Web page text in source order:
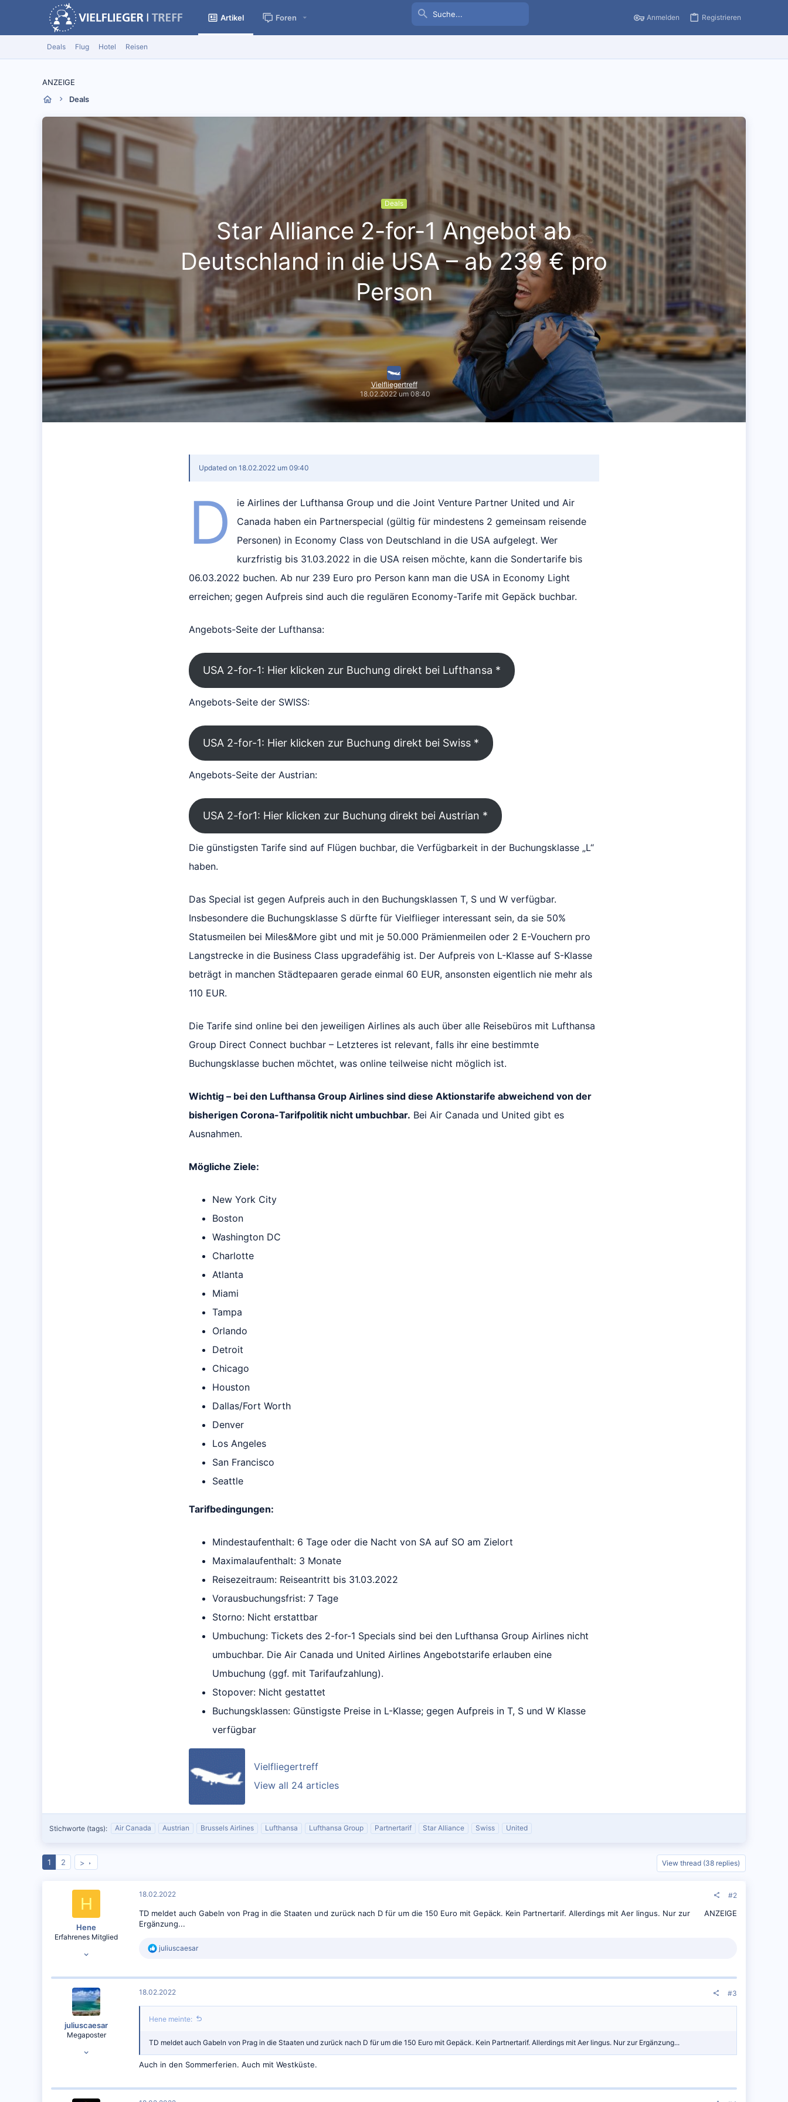
Artikel Foren Anmelden Registrieren
Deals Flug Hotel Reisen
ANZEIGE
Deals
Deals
Star Alliance 2-for-1 Angebot ab
Deutschland in die USA – ab 239 € pro
Person
Vielfliegertreff
18.02.2022 um 08:40
Updated on 18.02.2022 um 09:40
D
ie Airlines der Lufthansa Group und die Joint Venture Partner United und Air
Canada haben ein Partnerspecial (gültig für mindestens 2 gemeinsam reisende
Personen) in Economy Class von Deutschland in die USA aufgelegt. Wer
kurzfristig bis 31.03.2022 in die USA reisen möchte, kann die Sondertarife bis
06.03.2022 buchen. Ab nur 239 Euro pro Person kann man die USA in Economy Light
erreichen; gegen Aufpreis sind auch die regulären Economy-Tarife mit Gepäck buchbar.
Angebots-Seite der Lufthansa:
USA 2-for-1: Hier klicken zur Buchung direkt bei Lufthansa *
Angebots-Seite der SWISS:
USA 2-for-1: Hier klicken zur Buchung direkt bei Swiss *
Angebots-Seite der Austrian:
USA 2-for1: Hier klicken zur Buchung direkt bei Austrian *
Die günstigsten Tarife sind auf Flügen buchbar, die Verfügbarkeit in der Buchungsklasse „L“
haben.
Das Special ist gegen Aufpreis auch in den Buchungsklassen T, S und W verfügbar.
Insbesondere die Buchungsklasse S dürfte für Vielflieger interessant sein, da sie 50%
Statusmeilen bei Miles&More gibt und mit je 50.000 Prämienmeilen oder 2 E-Vouchern pro
Langstrecke in die Business Class upgradefähig ist. Der Aufpreis von L-Klasse auf S-Klasse
beträgt in manchen Städtepaaren gerade einmal 60 EUR, ansonsten eigentlich nie mehr als
110 EUR.
Die Tarife sind online bei den jeweiligen Airlines als auch über alle Reisebüros mit Lufthansa
Group Direct Connect buchbar – Letzteres ist relevant, falls ihr eine bestimmte
Buchungsklasse buchen möchtet, was online teilweise nicht möglich ist.
Wichtig – bei den Lufthansa Group Airlines sind diese Aktionstarife abweichend von der
bisherigen Corona-Tarifpolitik nicht umbuchbar. Bei Air Canada und United gibt es
Ausnahmen.
Mögliche Ziele:
New York City
Boston
Washington DC
Charlotte
Atlanta
Miami
Tampa
Orlando
Detroit
Chicago
Houston
Dallas/Fort Worth
Denver
Los Angeles
San Francisco
Seattle
Tarifbedingungen:
Mindestaufenthalt: 6 Tage oder die Nacht von SA auf SO am Zielort
Maximalaufenthalt: 3 Monate
Reisezeitraum: Reiseantritt bis 31.03.2022
Vorausbuchungsfrist: 7 Tage
Storno: Nicht erstattbar
Umbuchung: Tickets des 2-for-1 Specials sind bei den Lufthansa Group Airlines nicht
umbuchbar. Die Air Canada und United Airlines Angebotstarife erlauben eine
Umbuchung (ggf. mit Tarifaufzahlung).
Stopover: Nicht gestattet
Buchungsklassen: Günstigste Preise in L-Klasse; gegen Aufpreis in T, S und W Klasse
verfügbar
Vielfliegertreff
View all 24 articles
Stichworte (tags): Air Canada Austrian Brussels Airlines Lufthansa Lufthansa Group Partnertarif Star Alliance Swiss United
1 2 > View thread (38 replies)
H
Hene
Erfahrenes Mitglied
5.903
18.02.2022 #2
ANZEIGE
TD meldet auch Gabeln von Prag in die Staaten und zurück nach D für um die 150 Euro mit Gepäck. Kein Partnertarif. Allerdings mit Aer lingus. Nur zur
Ergänzung...
R
k
i
o
e
juliuscaesar
juliuscaesar
Megaposter
FRA
18.02.2022 #3
Hene meinte:
TD meldet auch Gabeln von Prag in die Staaten und zurück nach D für um die 150 Euro mit Gepäck. Kein Partnertarif. Allerdings mit Aer lingus. Nur zur Ergänzung...
Auch in den Sommerferien. Auch mit Westküste.